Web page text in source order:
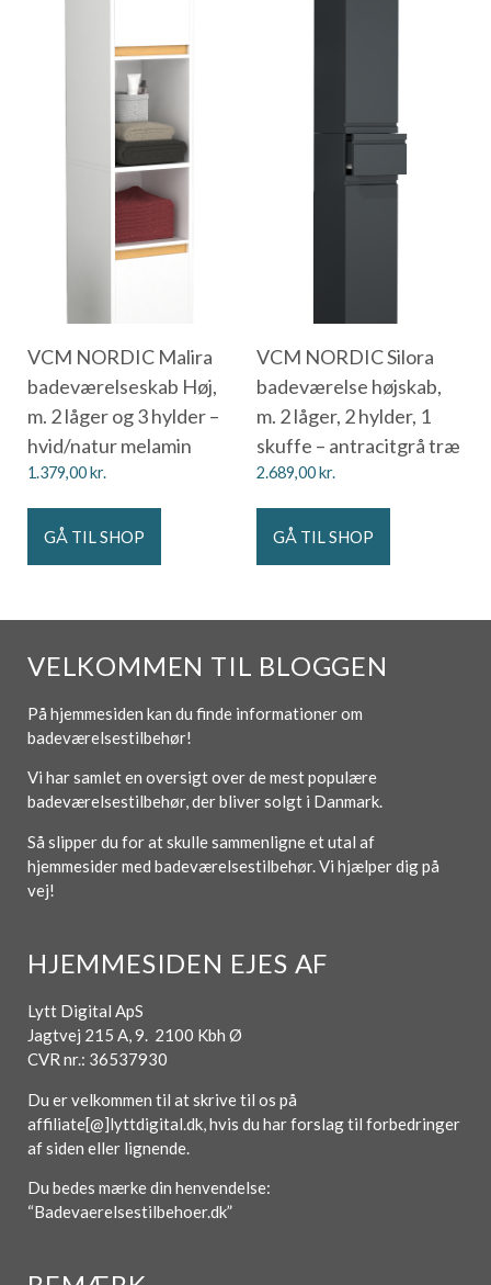
VCM NORDIC Malira
badeværelseskab Høj,
m. 2 låger og 3 hylder –
hvid/natur melamin
1.379,00kr.
GÅ TIL SHOP
VCM NORDIC Silora
badeværelse højskab,
m. 2 låger, 2 hylder, 1
skuffe – antracitgrå træ
2.689,00kr.
GÅ TIL SHOP
VELKOMMEN TIL BLOGGEN
På hjemmesiden kan du finde informationer om
badeværelsestilbehør!
Vi har samlet en oversigt over de mest populære
badeværelsestilbehør, der bliver solgt i Danmark.
Så slipper du for at skulle sammenligne et utal af
hjemmesider med badeværelsestilbehør. Vi hjælper dig på
vej!
HJEMMESIDEN EJES AF
Lytt Digital ApS
Jagtvej 215 A, 9. 2100 Kbh Ø
CVR nr.: 36537930
Du er velkommen til at skrive til os på
affiliate[@]lyttdigital.dk, hvis du har forslag til forbedringer
af siden eller lignende.
Du bedes mærke din henvendelse:
“Badevaerelsestilbehoer.dk”